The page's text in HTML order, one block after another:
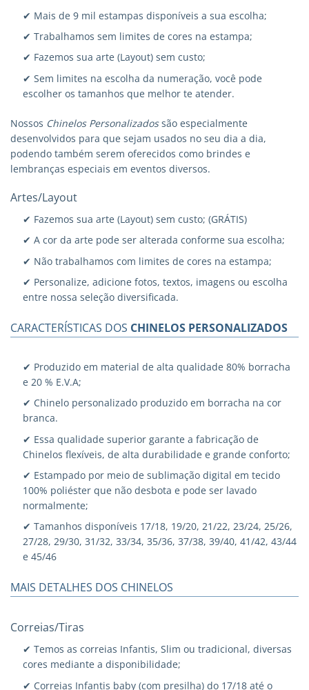
✔ Mais de 9 mil estampas disponíveis a sua escolha;
✔ Trabalhamos sem limites de cores na estampa;
✔ Fazemos sua arte (Layout) sem custo;
✔ Sem limites na escolha da numeração, você pode
escolher os tamanhos que melhor te atender.
Nossos Chinelos Personalizadossão especialmente
desenvolvidos para que sejam usados no seu dia a dia,
podendo também serem oferecidos como brindes e
lembranças especiais em eventos diversos.
Artes/Layout
✔ Fazemos sua arte (Layout) sem custo; (GRÁTIS)
✔ A cor da arte pode ser alterada conforme sua escolha;
✔ Não trabalhamos com limites de cores na estampa;
✔ Personalize, adicione fotos, textos, imagens ou escolha
entre nossa seleção diversificada.
CARACTERÍSTICAS DOS CHINELOS PERSONALIZADOS
✔ Produzido em material de alta qualidade 80% borracha
e 20 % E.V.A;
✔ Chinelo personalizado produzido em borracha na cor
branca.
✔ Essa qualidade superior garante a fabricação de
Chinelos flexíveis, de alta durabilidade e grande conforto;
✔ Estampado por meio de sublimação digital em tecido
100% poliéster que não desbota e pode ser lavado
normalmente;
✔ Tamanhos disponíveis 17/18, 19/20, 21/22, 23/24, 25/26,
27/28, 29/30, 31/32, 33/34, 35/36, 37/38, 39/40, 41/42, 43/44
e 45/46
MAIS DETALHES DOS CHINELOS
Correias/Tiras
✔ Temos as correias Infantis, Slim ou tradicional, diversas
cores mediante a disponibilidade;
✔ Correias Infantis baby (com presilha) do 17/18 até o